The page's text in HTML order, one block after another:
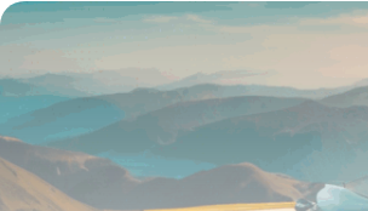
en ligne
15 juin 2026